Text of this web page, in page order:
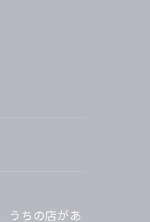
うちの店があ